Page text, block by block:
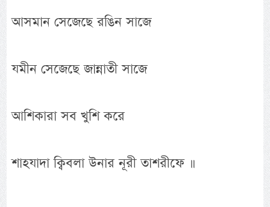
আসমান সেজেছে রঙিন সাজে
যমীন সেজেছে জান্নাতী সাজে
আশিকারা সব খুশি করে
শাহযাদা ক্বিবলা উনার নূরী তাশরীফে ॥